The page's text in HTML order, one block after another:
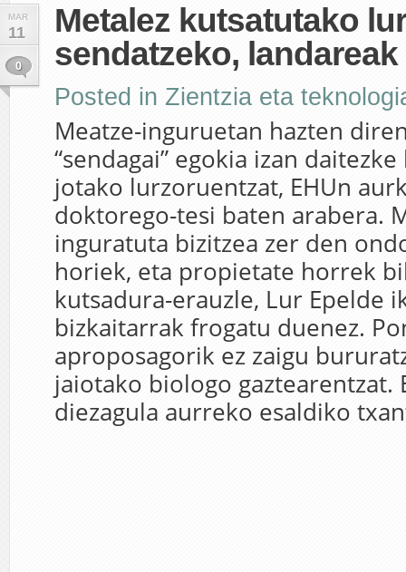
MAR
11
0
Metalez kutsatutako
sendatzeko,
Posted in Zientzia eta
Meatze-inguruetan hazten
“sendagai” egokia izan
jotako lurzoruentzat, EHUn
doktorego-tesi baten arabera.
inguratuta bizitzea zer den
horiek, eta propietate horrek
kutsadura-erauzle, Lur Epelde
bizkaitarrak frogatu duenez.
aproposagorik ez zaigu
jaiotako biologo gaztearentzat.
diezagula aurreko esaldiko